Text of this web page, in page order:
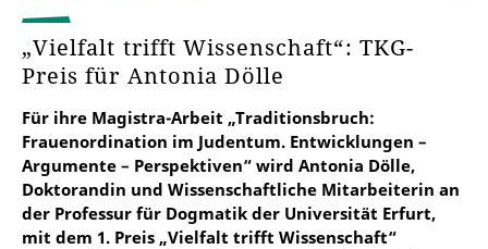
„Vielfalt trifft Wissenschaft“: TKG-
Preis für Antonia Dölle
Für ihre Magistra-Arbeit „Traditionsbruch:
Frauenordination im Judentum. Entwicklungen –
Argumente – Perspektiven“ wird Antonia Dölle,
Doktorandin und Wissenschaftliche Mitarbeiterin an
der Professur für Dogmatik der Universität Erfurt,
mit dem 1. Preis „Vielfalt trifft Wissenschaft“